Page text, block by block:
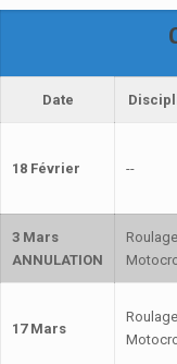
Date
18 Février --
3 Mars
ANNULATION
Roulage
17 Mars
Roulage